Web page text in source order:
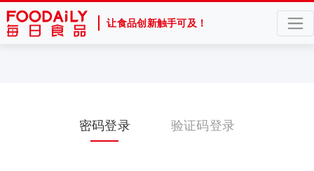
让食品创新触手可及！
密码登录 验证码登录